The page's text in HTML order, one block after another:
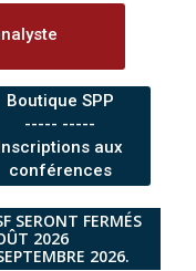
Boutique SPP
----- -----
aux
conférences
SERONT FERMÉS
2026
2026.